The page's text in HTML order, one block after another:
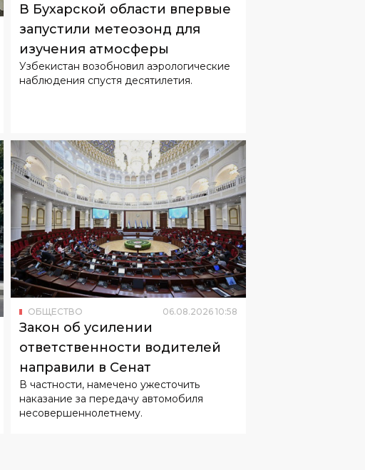
В Бухарской области впервые
запустили метеозонд для
изучения атмосферы
Узбекистан возобновил аэрологические
наблюдения спустя десятилетия.
ОБЩЕСТВО 06.08.2026 10:58
Закон об усилении
ответственности водителей
направили в Сенат
В частности, намечено ужесточить
наказание за передачу автомобиля
несовершеннолетнему.